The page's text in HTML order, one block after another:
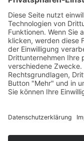
PLASTIMO